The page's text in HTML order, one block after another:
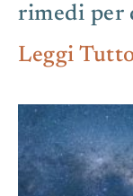
rimedi per
Leggi